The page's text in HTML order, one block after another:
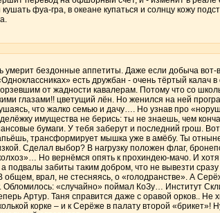
фуа-гра, в океане купаться и солнцу кожу
умерит бездонные аппетиты. Даже если добыча вот-
есть дружбан - очень тёртый калач
от жадности кавалерам. Потому что со
глазами!! цветущий лён. Но женился на ней
что жалко семью и дачу…. Но узнав про
имущества не берись: ты не знаешь, чем
бумаги. У тебя заберут и последний грош.
трансформирует мышка уже в амёбу. Ты
Сделал выбор? В нагрузку положен флаг,
Но вернёмся опять к прохиндею-мачо. И хотя
подвалы забиты таким добром, что не вывезти сразу
общем, врал, не стесняясь, о «голодранстве». А
Обломилось: «случайно» поймал КоЗу… Институт
Артур. Таня справится даже с оравой орков.. Не
корке – и к Серёже в палату второй «брикет»!